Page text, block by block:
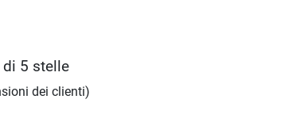
di 5 stelle
dei clienti)